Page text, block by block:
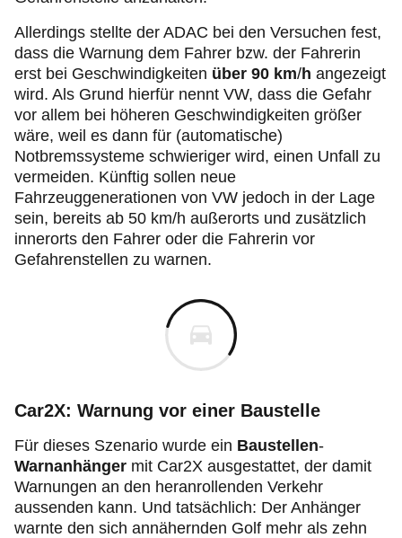
Allerdings stellte der ADAC bei den Versuchen fest,
dass die Warnung dem Fahrer bzw. der Fahrerin
erst bei Geschwindigkeiten über 90 km/h angezeigt
wird. Als Grund hierfür nennt VW, dass die Gefahr
vor allem bei höheren Geschwindigkeiten größer
wäre, weil es dann für (automatische)
Notbremssysteme schwieriger wird, einen Unfall zu
vermeiden. Künftig sollen neue
Fahrzeuggenerationen von VW jedoch in der Lage
sein, bereits ab 50 km/h außerorts und zusätzlich
innerorts den Fahrer oder die Fahrerin vor
Gefahrenstellen zu warnen.
Car2X: Warnung vor einer Baustelle
Für dieses Szenario wurde ein Baustellen-
Warnanhänger mit Car2X ausgestattet, der damit
Warnungen an den heranrollenden Verkehr
aussenden kann. Und tatsächlich: Der Anhänger
warnte den sich annähernden Golf mehr als zehn